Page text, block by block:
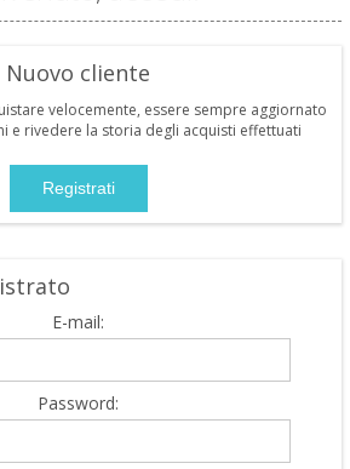
Nuovo cliente
velocemente, essere sempre aggiornato
e rivedere la storia degli acquisti effettuati
E-mail:
Password: